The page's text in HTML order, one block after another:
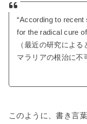
“According to recent
for the radical cure
（最近の研究によ
マラリアの根治に不
このように、書き言